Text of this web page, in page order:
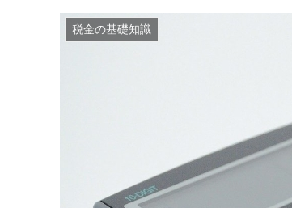
税金の基礎知識